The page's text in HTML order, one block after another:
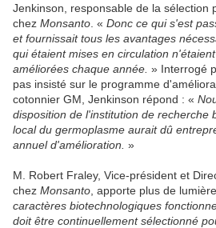
Jenkinson, responsable de la sélection
chez Monsanto . « Donc ce qui s'est
et fournissait tous les avantages
qui étaient mises en circulation
améliorées chaque année. » Interrogé
pas insisté sur le programme
cotonnier GM, Jenkinson répond : «
disposition de l'institution de recherche
local du germoplasme aurait dû
annuel d'amélioration. »
M. Robert Fraley, Vice-président et
chez Monsanto , apporte plus de
caractères biotechnologiques
doit être continuellement sélectionné